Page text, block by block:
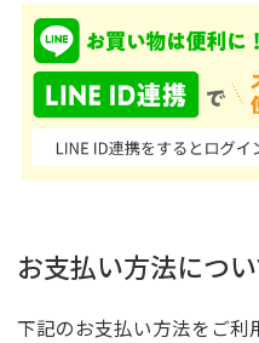
お支払い方法につ
下記のお支払い方法をご利